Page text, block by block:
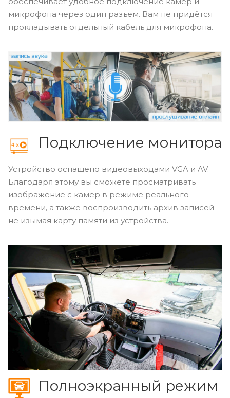
микрофона через один разъем. Вам не придётся
прокладывать отдельный кабель для микрофона.
Подключение монитора
Устройство оснащено видеовыходами VGA и AV.
Благодаря этому вы сможете просматривать
изображение с камер в режиме реального
времени, а также воспроизводить архив записей
не изымая карту памяти из устройства.
Полноэкранный режим